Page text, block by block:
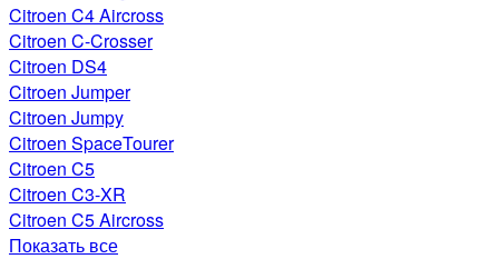
Citroen C4 Aircross
Citroen C-Crosser
Citroen DS4
Citroen Jumper
Citroen Jumpy
Citroen SpaceTourer
Citroen C5
Citroen C3-XR
Citroen C5 Aircross
Показать все